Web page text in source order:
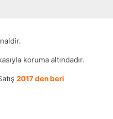
koruma altındadır.
2017 den beri